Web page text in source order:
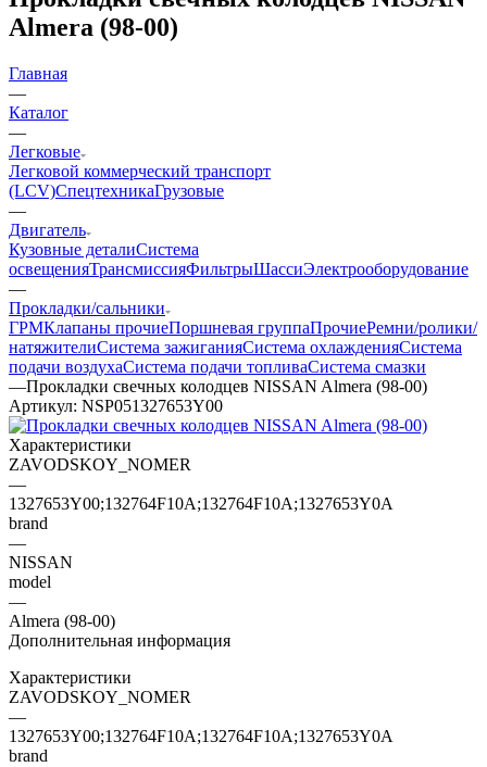
Almera (98-00)
Главная
—
Каталог
—
Легковые
Легковой коммерческий транспорт
(LCV)СпецтехникаГрузовые
—
Двигатель
Кузовные деталиСистема
освещенияТрансмиссияФильтрыШассиЭлектрооборудование
—
Прокладки/сальники
ГРМКлапаны прочиеПоршневая группаПрочиеРемни/ролики/
натяжителиСистема зажиганияСистема охлажденияСистема
подачи воздухаСистема подачи топливаСистема смазки
—Прокладки свечных колодцев NISSAN Almera (98-00)
Артикул: NSP051327653Y00
Характеристики
ZAVODSKOY_NOMER
—
1327653Y00;132764F10A;132764F10A;1327653Y0A
brand
—
NISSAN
model
—
Almera (98-00)
Дополнительная информация
Характеристики
ZAVODSKOY_NOMER
—
1327653Y00;132764F10A;132764F10A;1327653Y0A
brand